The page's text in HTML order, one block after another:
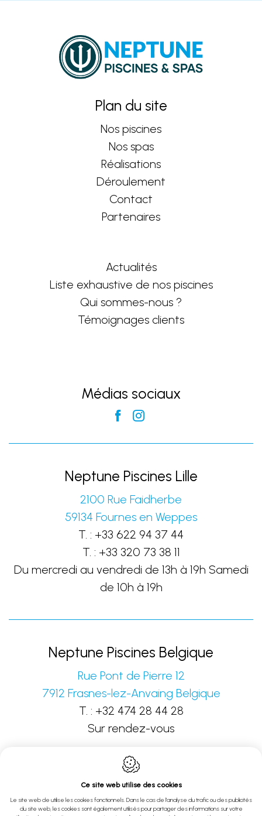
Plan du site
Nos piscines
Nos spas
Réalisations
Déroulement
Contact
Partenaires
Actualités
Liste exhaustive de nos piscines
Qui sommes-nous ?
Témoignages clients
Médias sociaux
Neptune Piscines Lille
2100 Rue Faidherbe
59134 Fournes en Weppes
T. : +33 622 94 37 44
T. : +33 320 73 38 11
Du mercredi au vendredi de 13h à 19h Samedi
de 10h à 19h
Neptune Piscines Belgique
Rue Pont de Pierre 12
7912 Frasnes-lez-Anvaing Belgique
T. : +32 474 28 44 28
Sur rendez-vous
Ce site web utilise des cookies
Le site web de utilise les cookies fonctionnels. Dans le cas de l'analyse du trafic ou des publicités
du site web, les cookies sont également utilisés pour partager des informations sur votre